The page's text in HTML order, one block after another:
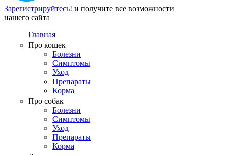
Зарегистрируйтесь! и получите все возможности
нашего сайта
Главная
Про кошек
Болезни
Симптомы
Уход
Препараты
Корма
Про собак
Болезни
Симптомы
Уход
Препараты
Корма